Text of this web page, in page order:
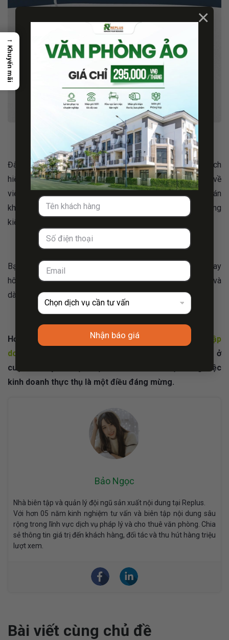
Nhận báo giá
×
startup
Đây cũng là hoạt động thiết thực nhằm hưởng ứng một cách
hiệu quả Nghị quyết Đại hội Đoàn Thành phố Hồ Chí Minh về
việc hỗ trợ các doanh nghiệp khởi nghiệp sáng tạo, các dự án
khởi nghiệp và tìm kiếm các sáng kiến, ứng dụng các sáng
kiến vào thực tiễn…
Bạn còn chần chừ gì nữa, hãy thành lập doanh nghiệp
ngay
hôm nay để tham gia Cuộc thi khởi nghiệp Vietnam 2018 và
dành được những giải thưởng giá trị.
Hơn nữa, từ năm 2018 là thời điểm vàng để thành lập
doanh nghiệp
, nên việc đưa các ý tưởng kinh doanh ở
cuộc thi này và hiện thực hóa nó thành một công việc
kinh doanh thực thụ là một điều đáng mừng.
Bảo Ngọc
Nhà biên tập và quản lý đội ngũ sản xuất nội dung tại Replus.
Với hơn 05 năm kinh nghiệm tư vấn và biên tập nội dung sâu
rộng trong lĩnh vực dịch vụ pháp lý và cho thuê văn phòng. Chia
sẻ thông tin giá trị đến khách hàng, đối tác và thu hút hàng triệu
lượt xem.
Bài viết cùng chủ đề
→
Khuyến mãi